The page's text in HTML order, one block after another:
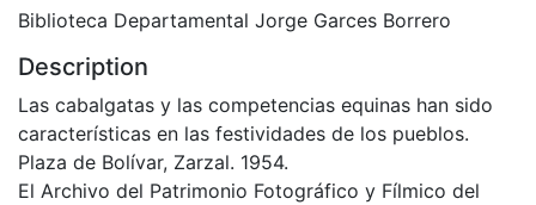
Biblioteca Departamental Jorge Garces Borrero
Description
Las cabalgatas y las competencias equinas han sido
características en las festividades de los pueblos.
Plaza de Bolívar, Zarzal. 1954.
El Archivo del Patrimonio Fotográfico y Fílmico del